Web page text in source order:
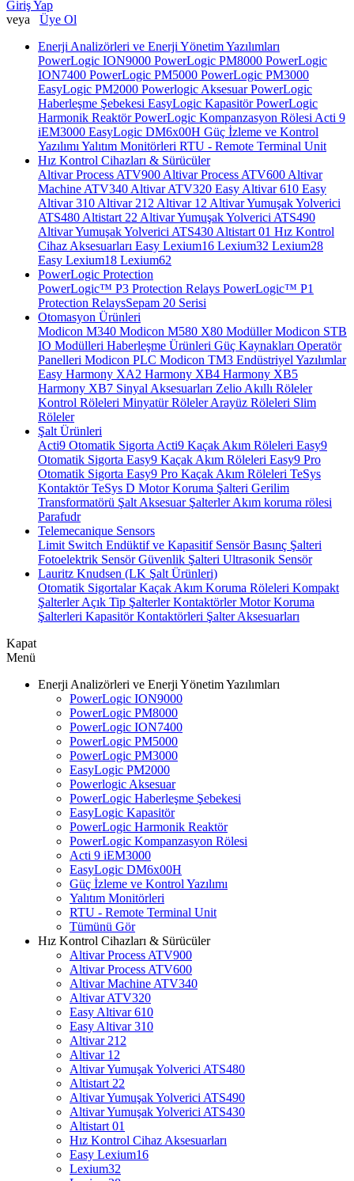
Giriş Yap
veya Üye Ol
Enerji Analizörleri ve Enerji Yönetim Yazılımları
PowerLogic ION9000 PowerLogic PM8000 PowerLogic
ION7400 PowerLogic PM5000 PowerLogic PM3000
EasyLogic PM2000 Powerlogic AksesuarPowerLogic
Haberleşme Şebekesi EasyLogic KapasitörPowerLogic
Harmonik ReaktörPowerLogic Kompanzasyon Rölesi Acti 9
iEM3000 EasyLogic DM6x00H Güç İzleme ve Kontrol
Yazılımı Yalıtım Monitörleri RTU - Remote Terminal Unit
Hız Kontrol Cihazları & Sürücüler
Altivar Process ATV900 Altivar Process ATV600 Altivar
Machine ATV340 Altivar ATV320 Easy Altivar 610 Easy
Altivar 310 Altivar 212 Altivar 12 Altivar Yumuşak Yolverici
ATS480 Altistart 22 Altivar Yumuşak Yolverici ATS490
Altivar Yumuşak Yolverici ATS430 Altistart 01 Hız Kontrol
Cihaz Aksesuarları Easy Lexium16 Lexium32 Lexium28
Easy Lexium18 Lexium62
PowerLogic Protection
PowerLogic™ P3 Protection Relays PowerLogic™ P1
Protection Relays​Sepam 20 Serisi
Otomasyon Ürünleri
Modicon M340 Modicon M580 X80 ModüllerModicon STB
IO Modülleri Haberleşme Ürünleri Güç Kaynakları Operatör
Panelleri Modicon PLC Modicon TM3 Endüstriyel Yazılımlar
Easy Harmony XA2 Harmony XB4 Harmony XB5
Harmony XB7 Sinyal Aksesuarları Zelio Akıllı Röleler
Kontrol Röleleri Minyatür RölelerArayüz Röleleri Slim
Röleler
Şalt Ürünleri
Acti9 Otomatik Sigorta Acti9 Kaçak Akım Röleleri Easy9
Otomatik Sigorta Easy9 Kaçak Akım Röleleri Easy9 Pro
Otomatik Sigorta Easy9 Pro Kaçak Akım Röleleri TeSys
KontaktörTeSys D Motor Koruma Şalteri Gerilim
Transformatörü Şalt Aksesuar ŞalterlerAkım koruma rölesi
Parafudr
Telemecanique Sensors
Limit Switch Endüktif ve Kapasitif SensörBasınç Şalteri
Fotoelektrik SensörGüvenlik Şalteri Ultrasonik Sensör
Lauritz Knudsen (LK Şalt Ürünleri)
Otomatik SigortalarKaçak Akım Koruma Röleleri Kompakt
ŞalterlerAçık Tip ŞalterlerKontaktörlerMotor Koruma
Şalterleri Kapasitör Kontaktörleri Şalter Aksesuarları
Kapat
Menü
Enerji Analizörleri ve Enerji Yönetim Yazılımları
PowerLogic ION9000
PowerLogic PM8000
PowerLogic ION7400
PowerLogic PM5000
PowerLogic PM3000
EasyLogic PM2000
Powerlogic Aksesuar
PowerLogic Haberleşme Şebekesi
EasyLogic Kapasitör
PowerLogic Harmonik Reaktör
PowerLogic Kompanzasyon Rölesi
Acti 9 iEM3000
EasyLogic DM6x00H
Güç İzleme ve Kontrol Yazılımı
Yalıtım Monitörleri
RTU - Remote Terminal Unit
Tümünü Gör
Hız Kontrol Cihazları & Sürücüler
Altivar Process ATV900
Altivar Process ATV600
Altivar Machine ATV340
Altivar ATV320
Easy Altivar 610
Easy Altivar 310
Altivar 212
Altivar 12
Altivar Yumuşak Yolverici ATS480
Altistart 22
Altivar Yumuşak Yolverici ATS490
Altivar Yumuşak Yolverici ATS430
Altistart 01
Hız Kontrol Cihaz Aksesuarları
Easy Lexium16
Lexium32